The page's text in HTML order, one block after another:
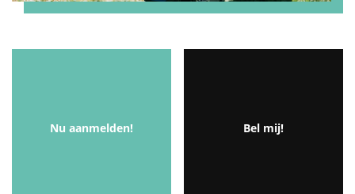
Nu aanmelden! Bel mij!